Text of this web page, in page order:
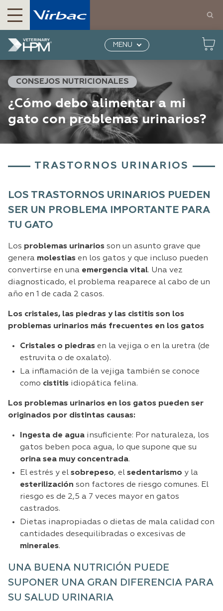
Productos para perros y gatos | Virbac México Veterinary HPM
Comida para gatos balanceada
y premium |...
Gato con problemas urinarios
MENU
CONSEJOS NUTRICIONALES
¿Cómo debo alimentar a mi
gato con problemas urinarios?
TRASTORNOS URINARIOS
LOS TRASTORNOS URINARIOS PUEDEN
SER UN PROBLEMA IMPORTANTE PARA
TU GATO
Los problemas urinarios son un asunto grave que
genera molestias en los gatos y que incluso pueden
convertirse en una emergencia vital. Una vez
diagnosticado, el problema reaparece al cabo de un
año en 1 de cada 2 casos.
Los cristales, las piedras y las cistitis son los
problemas urinarios más frecuentes en los gatos
Cristales o piedras en la vejiga o en la uretra (de
estruvita o de oxalato).
La inflamación de la vejiga también se conoce
como cistitis idiopática felina.
Los problemas urinarios en los gatos pueden ser
originados por distintas causas:
Ingesta de agua insuficiente: Por naturaleza, los
gatos beben poca agua, lo que supone que su
orina sea muy concentrada.
El estrés y el sobrepeso, el sedentarismo y la
esterilización son factores de riesgo comunes. El
riesgo es de 2,5 a 7 veces mayor en gatos
castrados.
Dietas inapropiadas o dietas de mala calidad con
cantidades desequilibradas o excesivas de
minerales.
UNA BUENA NUTRICIÓN PUEDE
SUPONER UNA GRAN DIFERENCIA PARA
SU SALUD URINARIA